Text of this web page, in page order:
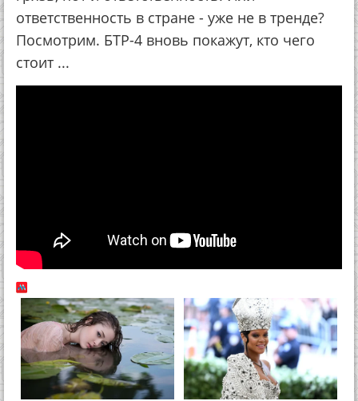
ответственность в стране - уже не в тренде?
Посмотрим. БТР-4 вновь покажут, кто чего
стоит ...